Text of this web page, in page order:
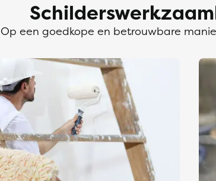
Op een goedkope en betrouwbare